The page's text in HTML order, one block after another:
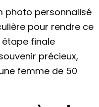
photo personnalisé
pour rendre ce
finale
précieux,
femme de 50